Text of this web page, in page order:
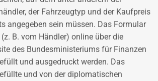
der Fahrzeugtyp und der Kaufpreis
angegeben sein müssen. Das Formular
B. vom Händler) online über die
des Bundesministeriums für Finanzen
und ausgedruckt werden. Das
und von der diplomatischen